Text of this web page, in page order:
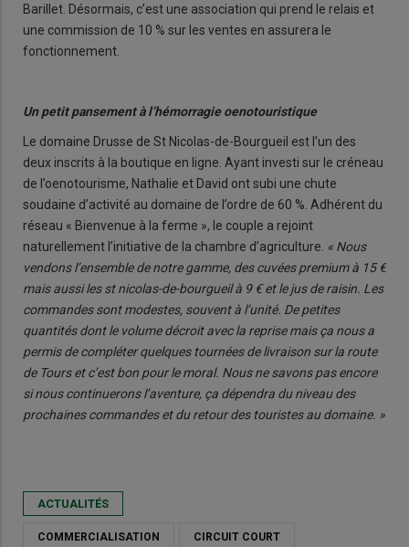
Barillet. Désormais, c’est une association qui prend le relais et
une commission de 10 % sur les ventes en assurera le
fonctionnement.
Un petit pansement à l’hémorragie oenotouristique
Le domaine Drusse de St Nicolas-de-Bourgueil est l’un des
deux inscrits à la boutique en ligne. Ayant investi sur le créneau
de l’oenotourisme, Nathalie et David ont subi une chute
soudaine d’activité au domaine de l’ordre de 60 %. Adhérent du
réseau « Bienvenue à la ferme », le couple a rejoint
naturellement l’initiative de la chambre d’agriculture. « Nous
vendons l’ensemble de notre gamme, des cuvées premium à 15 €
mais aussi les st nicolas-de-bourgueil à 9 € et le jus de raisin. Les
commandes sont modestes, souvent à l’unité. De petites
quantités dont le volume décroit avec la reprise mais ça nous a
permis de compléter quelques tournées de livraison sur la route
de Tours et c’est bon pour le moral. Nous ne savons pas encore
si nous continuerons l’aventure, ça dépendra du niveau des
prochaines commandes et du retour des touristes au domaine. »
ACTUALITÉS
COMMERCIALISATION CIRCUIT COURT